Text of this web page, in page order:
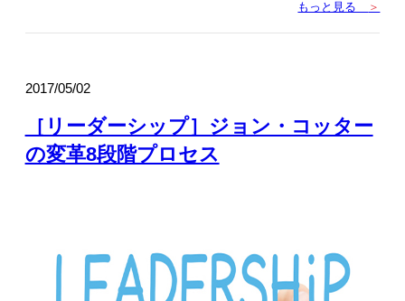
もっと見る ＞
2017/05/02
［リーダーシップ］ジョン・コッター
の変革8段階プロセス